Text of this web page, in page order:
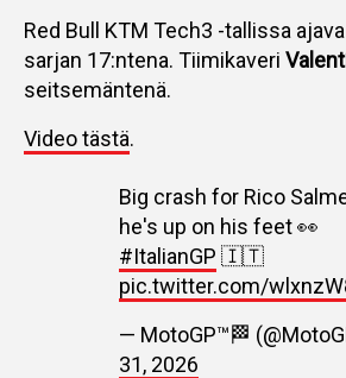
Red Bull KTM Tech3 -tallissa
sarjan 17:ntena. Tiimikaveri
seitsemäntenä.
Video tästä.
Big crash for Rico
he's up on his feet 👀
#ItalianGP 🇮🇹
pic.twitter.com/
— MotoGP™🏁
31, 2026